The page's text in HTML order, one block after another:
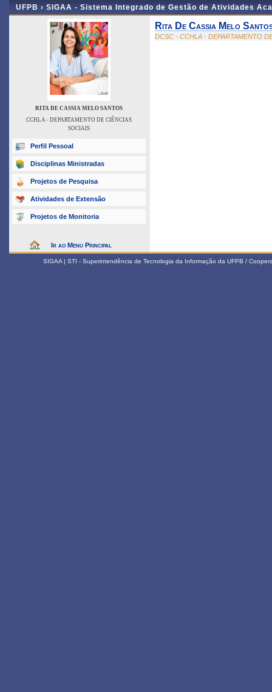
UFPB › SIGAA - Sistema Integrado de Gestão de Atividades
RITA DE CASSIA MELO SANTOS
CCHLA - DEPARTAMENTO DE CIÊNCIAS
SOCIAIS
Perfil Pessoal
Disciplinas Ministradas
Projetos de Pesquisa
Atividades de Extensão
Projetos de Monitoria
Ir ao Menu Principal
Rita De Cassia Melo
DCSC - CCHLA - DEPARTAMENTO
SIGAA | STI - Superintendência de Tecnologia da Informação da UFPB /